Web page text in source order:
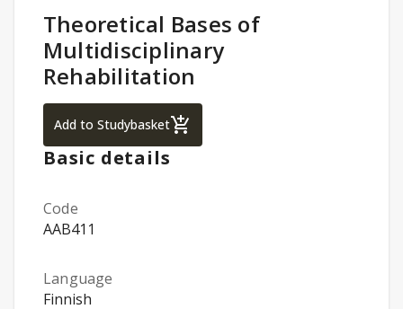
Study Details:
Theoretical Bases of
Multidisciplinary
Rehabilitation
Add to StudybasketTheoretical Bases of Multidisciplinary
Basic details
Code
AAB411
Language
Finnish